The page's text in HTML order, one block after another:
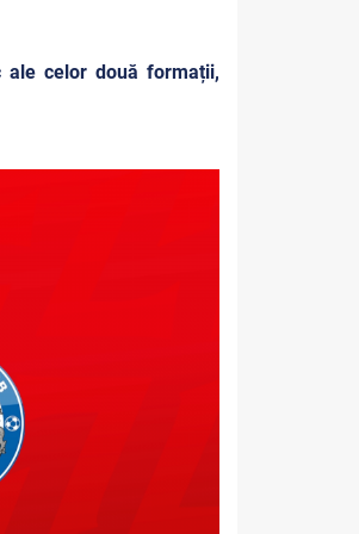
celor două formații,